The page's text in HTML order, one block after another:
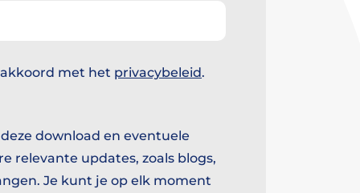
met het privacybeleid.
download en eventuele
relevante updates, zoals blogs,
Je kunt je op elk moment